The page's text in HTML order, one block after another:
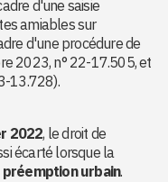
d'une saisie
amiables sur
d'une procédure de
2023, n° 22-17.505, et
13.728).
2022, le droit de
écarté lorsque la
urbain.